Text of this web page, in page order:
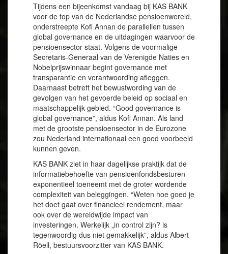
Tijdens een bijeenkomst vandaag bij KAS BANK
voor de top van de Nederlandse pensioenwereld,
onderstreepte Kofi Annan de parallellen tussen
global governance en de uitdagingen waarvoor de
pensioensector staat. Volgens de voormalige
Secretaris-Generaal van de Verenigde Naties en
Nobelprijswinnaar begint governance met
transparantie en verantwoording afleggen.
Daarnaast betreft het bewustwording van de
gevolgen van het gevoerde beleid op sociaal en
maatschappelijk gebied. “Good governance is
global governance”, aldus Kofi Annan. Als land
met de grootste pensioensector in de Eurozone
zou Nederland internationaal een goed voorbeeld
kunnen geven.
KAS BANK ziet in haar dagelijkse praktijk dat de
informatiebehoefte van pensioenfondsbesturen
exponentieel toeneemt met de groter wordende
complexiteit van beleggingen. “Weten hoe goed je
het doet gaat over financieel rendement, maar
ook over de wereldwijde impact van
investeringen. Werkelijk „in control zijn? is
tegenwoordig dus niet gemakkelijk”, aldus Albert
Röell, bestuursvoorzitter van KAS BANK.